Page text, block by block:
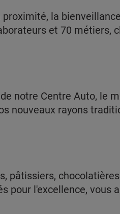
la
et 70 métiers,
notre Centre Auto, le
nouveaux rayons
pâtissiers,
pour l'excellence, vous